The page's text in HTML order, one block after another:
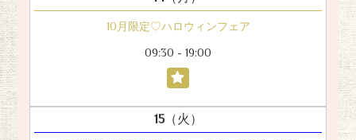
10月限定♡ハロウィンフェア
09:30 - 19:00
15（火）